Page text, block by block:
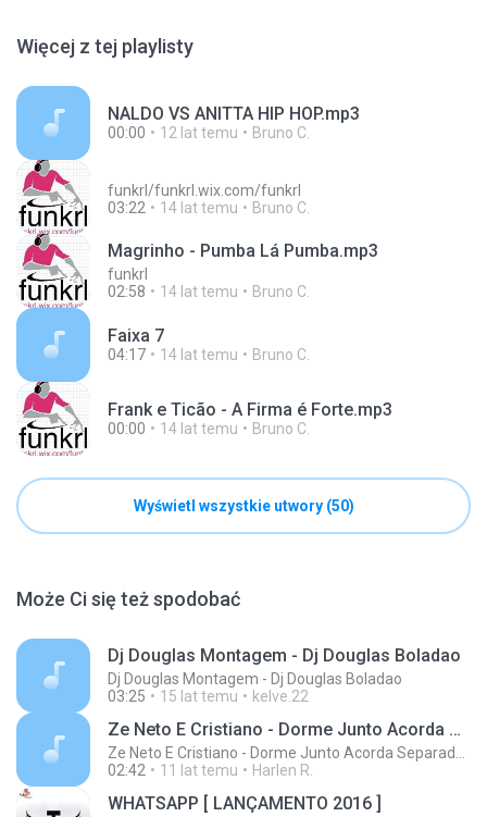
Więcej z tej playlisty
NALDO VS ANITTA HIP HOP.mp3
00:00 12 lat temu Bruno C.
funkrl/funkrl.wix.com/funkrl
03:22
14 lat temu Bruno C.
Magrinho - Pumba Lá Pumba.mp3
funkrl
02:58
14 lat temu Bruno C.
Faixa 7
04:17 14 lat temu Bruno C.
Frank e Ticão - A Firma é Forte.mp3
00:00 14 lat temu Bruno C.
Wyświetl wszystkie utwory (50)
Może Ci się też spodobać
Dj Douglas Montagem - Dj Douglas Boladao
Dj Douglas Montagem - Dj Douglas Boladao
03:25
15 lat temu kelve.22
Ze Neto E Cristiano - Dorme Junto Acorda Separado - Top 20 Sertanejas de 2015
02:42
11 lat temu Harlen R.
WHATSAPP [ LANÇAMENTO 2016 ]